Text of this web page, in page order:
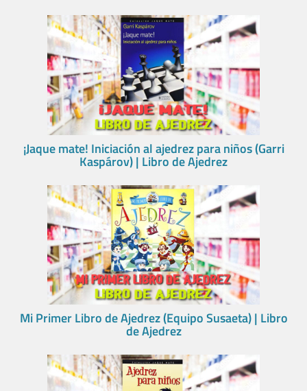
¡Jaque mate! Iniciación al ajedrez para niños (Garri
Kaspárov) | Libro de Ajedrez
Mi Primer Libro de Ajedrez (Equipo Susaeta) | Libro
de Ajedrez